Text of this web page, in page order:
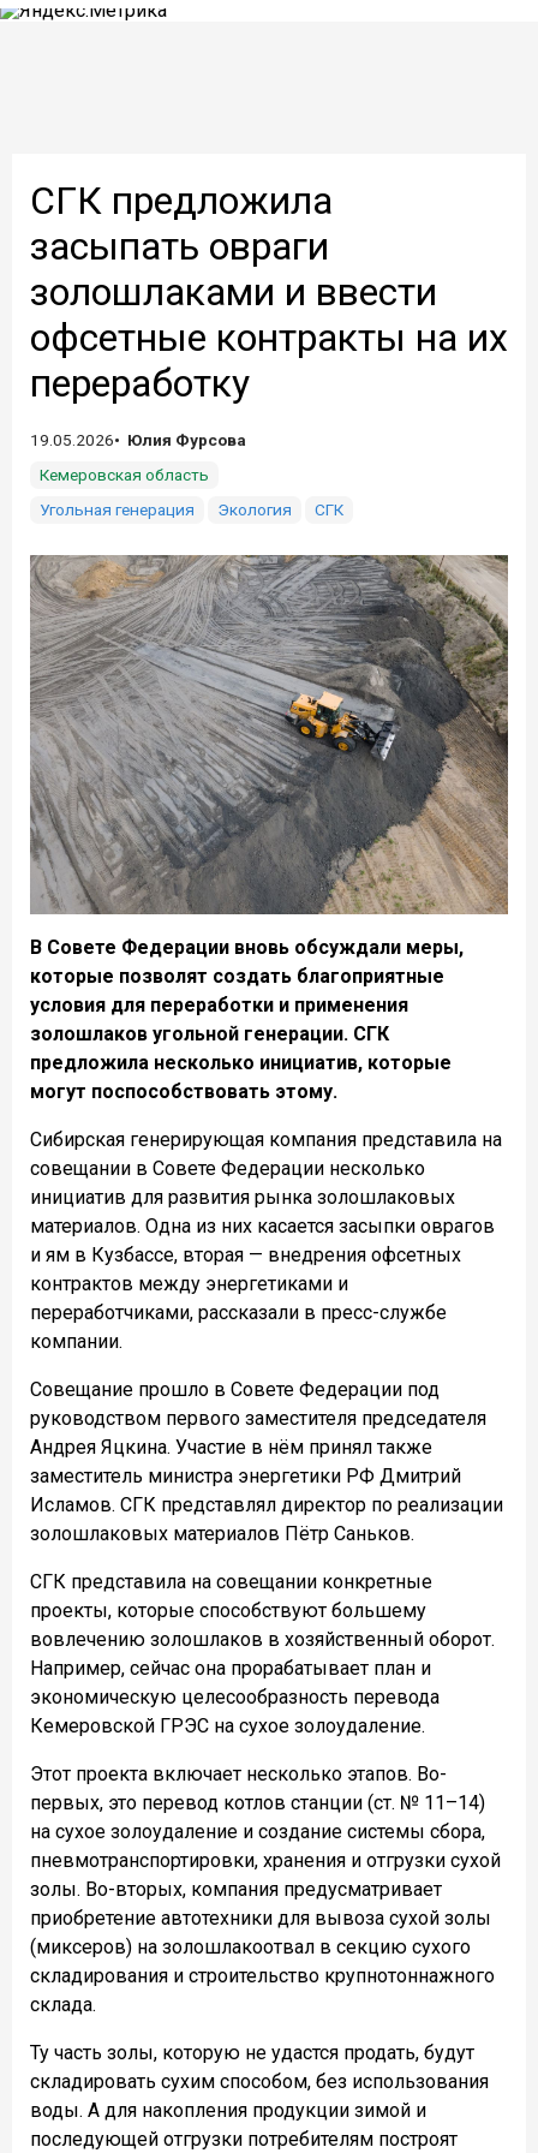
СГК предложила
засыпать овраги
золошлаками и ввести
офсетные контракты на их
переработку
19.05.2026
Юлия Фурсова
Кемеровская область
Угольная генерация
Экология СГК
В Совете Федерации вновь обсуждали меры,
которые позволят создать благоприятные
условия для переработки и применения
золошлаков угольной генерации. СГК
предложила несколько инициатив, которые
могут поспособствовать этому.
Сибирская генерирующая компания представила на
совещании в Совете Федерации несколько
инициатив для развития рынка золошлаковых
материалов. Одна из них касается засыпки оврагов
и ям в Кузбассе, вторая — внедрения офсетных
контрактов между энергетиками и
переработчиками, рассказали в пресс-службе
компании.
Совещание прошло в Совете Федерации под
руководством первого заместителя председателя
Андрея Яцкина. Участие в нём принял также
заместитель министра энергетики РФ Дмитрий
Исламов. СГК представлял директор по реализации
золошлаковых материалов Пётр Саньков.
СГК представила на совещании конкретные
проекты, которые способствуют большему
вовлечению золошлаков в хозяйственный оборот.
Например, сейчас она прорабатывает план и
экономическую целесообразность перевода
Кемеровской ГРЭС на сухое золоудаление.
Этот проекта включает несколько этапов. Во-
первых, это перевод котлов станции (ст. № 11–14)
на сухое золоудаление и создание системы сбора,
пневмотранспортировки, хранения и отгрузки сухой
золы. Во-вторых, компания предусматривает
приобретение автотехники для вывоза сухой золы
(миксеров) на золошлакоотвал в секцию сухого
складирования и строительство крупнотоннажного
склада.
Ту часть золы, которую не удастся продать, будут
складировать сухим способом, без использования
воды. А для накопления продукции зимой и
последующей отгрузки потребителям построят